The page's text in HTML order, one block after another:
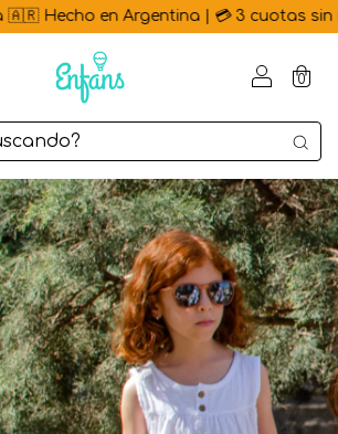
en Argentina | 💳 3 cuotas sin
0